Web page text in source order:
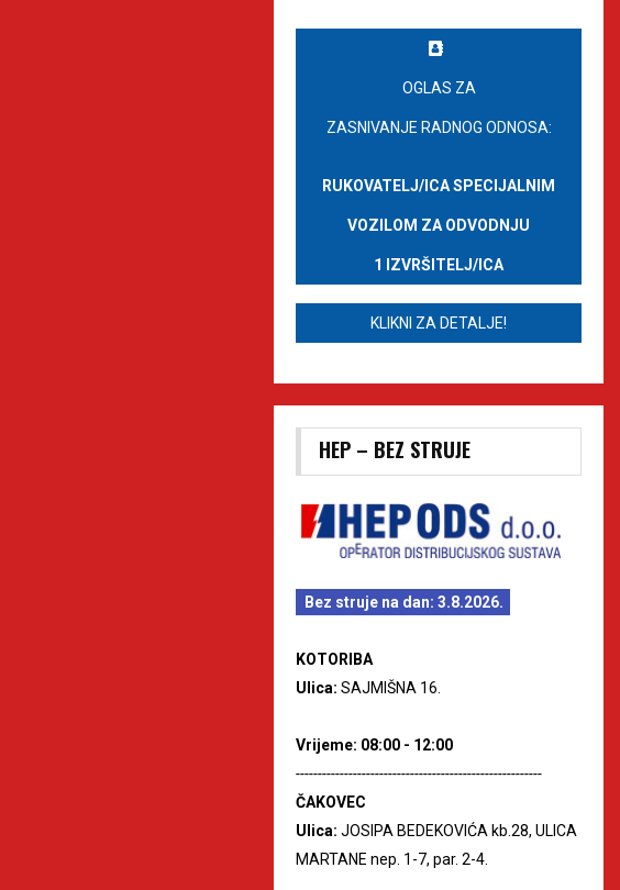
OGLAS ZA
ZASNIVANJE RADNOG ODNOSA:
RUKOVATELJ/ICA SPECIJALNIM
VOZILOM ZA ODVODNJU
1 IZVRŠITELJ/ICA
KLIKNI ZA DETALJE!
HEP – BEZ STRUJE
Bez struje na dan: 3.8.2026.
KOTORIBA
Ulica: SAJMIŠNA 16.
Vrijeme: 08:00 - 12:00
--------------------------------------------------------
ČAKOVEC
Ulica: JOSIPA BEDEKOVIĆA kb.28, ULICA
MARTANE nep. 1-7, par. 2-4.